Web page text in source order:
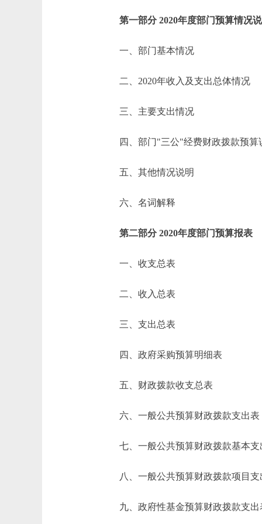
第一部分 2020年度部门预算情况说
一、部门基本情况
二、2020年收入及支出总体情况
三、主要支出情况
四、部门"三公"经费财政拨款预算
五、其他情况说明
六、名词解释
第二部分 2020年度部门预算报表
一、收支总表
二、收入总表
三、支出总表
四、政府采购预算明细表
五、财政拨款收支总表
六、一般公共预算财政拨款支出表
七、一般公共预算财政拨款基本支
八、一般公共预算财政拨款项目支
九、政府性基金预算财政拨款支出